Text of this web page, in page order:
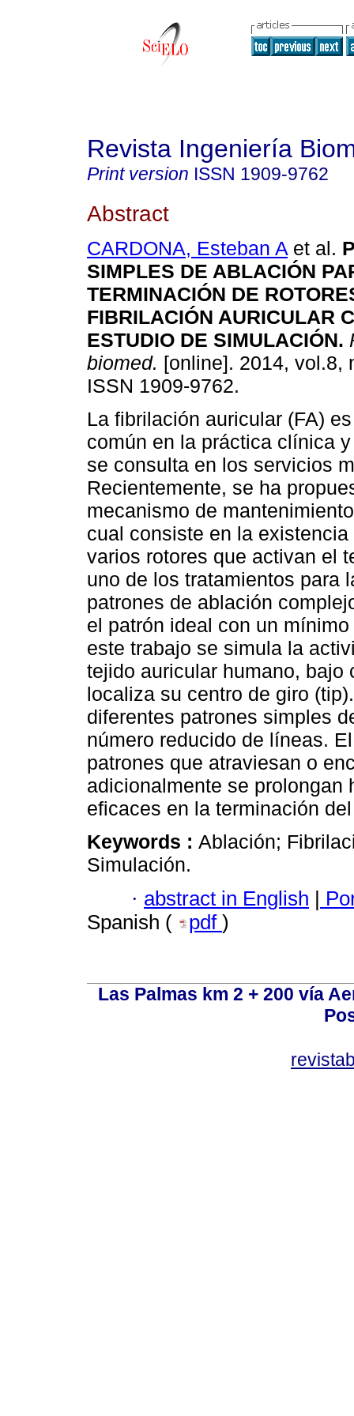
Revista Ingeniería
Print version ISSN 1909-9762
Abstract
CARDONA, Esteban A et al.
SIMPLES DE ABLACIÓN
TERMINACIÓN DE
FIBRILACIÓN AURICULAR
ESTUDIO DE SIMULACIÓN.
biomed. [online]. 2014, vol.8,
ISSN 1909-9762.
La fibrilación auricular (FA)
común en la práctica clínica
se consulta en los servicios
Recientemente, se ha
mecanismo de
cual consiste en la existencia
varios rotores que activan el
uno de los tratamientos para
patrones de ablación
el patrón ideal con un
este trabajo se simula la
tejido auricular humano, bajo
localiza su centro de giro
diferentes patrones simples
número reducido de líneas.
patrones que atraviesan o
adicionalmente se prolongan
eficaces en la terminación
Keywords : Ablación;
Simulación.
· abstract in English |
Spanish (
pdf )
Las Palmas km 2 + 200 vía